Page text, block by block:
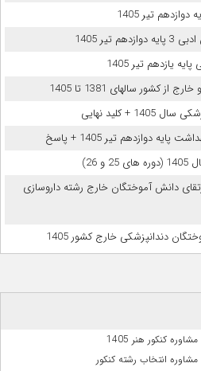
1405
یازدهم تیر 1405
سالهای 1381 تا 1405
کلید نهایی
دوازدهم تیر 1405 + پاسخ
دانش آموختگان خارج رشته داروسازی
دندانپزشکی خارج کشور 1405
مشاوره کنکور هنر 1405
مشاوره انتخاب رشته کنکور